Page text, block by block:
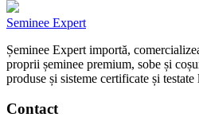
Seminee Expert
Șeminee Expert importă,
proprii șeminee premium, sobe și
produse și sisteme certificate și
Contact